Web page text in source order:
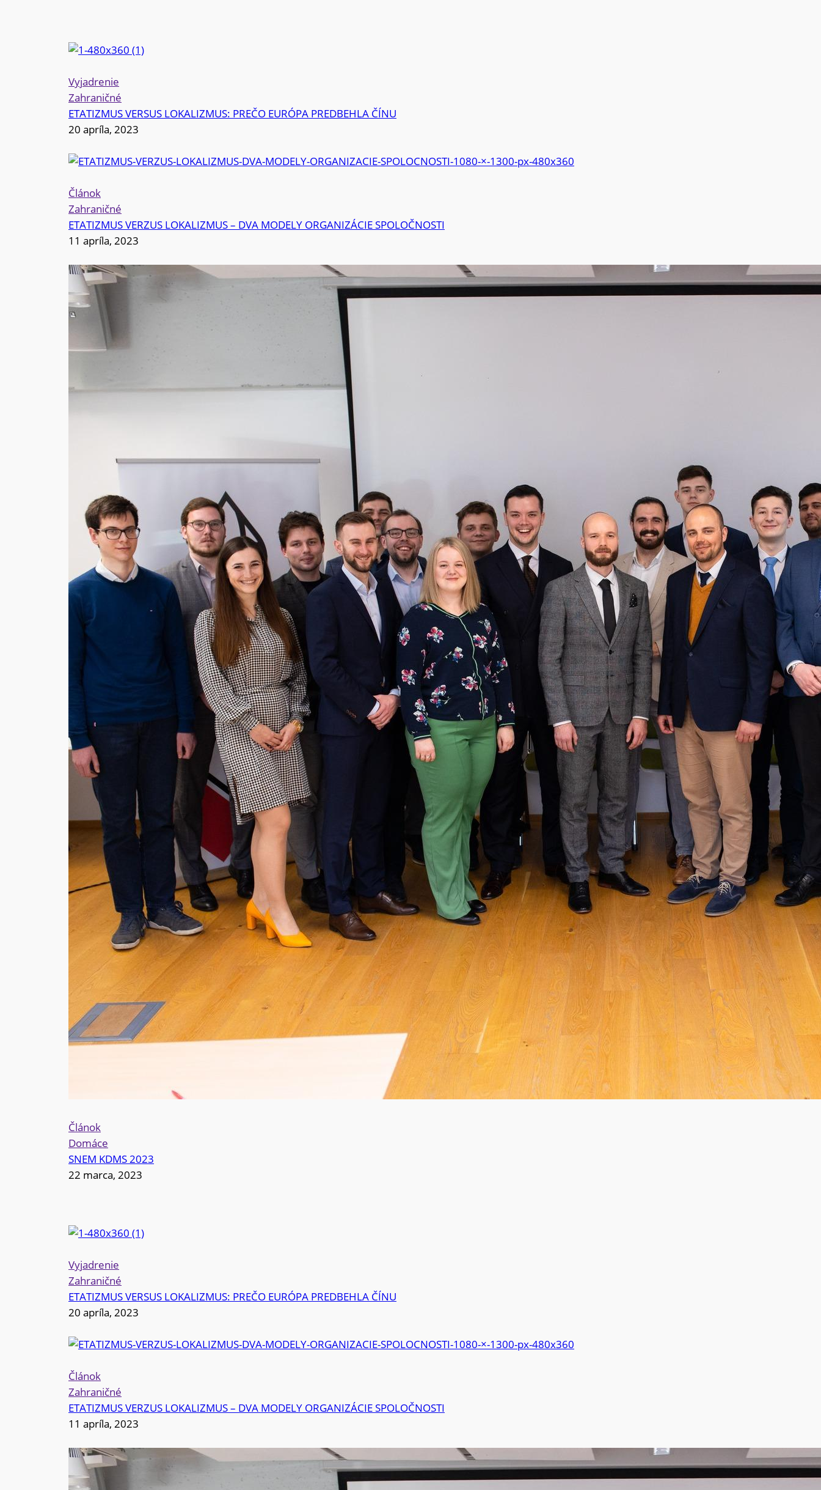
Vyjadrenie
Zahraničné
ETATIZMUS VERSUS LOKALIZMUS: PREČO EURÓPA PREDBEHLA ČÍNU
20 apríla, 2023
Článok
Zahraničné
ETATIZMUS VERZUS LOKALIZMUS – DVA MODELY ORGANIZÁCIE SPOLOČNOSTI
11 apríla, 2023
Článok
Domáce
SNEM KDMS 2023
22 marca, 2023
Vyjadrenie
Zahraničné
ETATIZMUS VERSUS LOKALIZMUS: PREČO EURÓPA PREDBEHLA ČÍNU
20 apríla, 2023
Článok
Zahraničné
ETATIZMUS VERZUS LOKALIZMUS – DVA MODELY ORGANIZÁCIE SPOLOČNOSTI
11 apríla, 2023